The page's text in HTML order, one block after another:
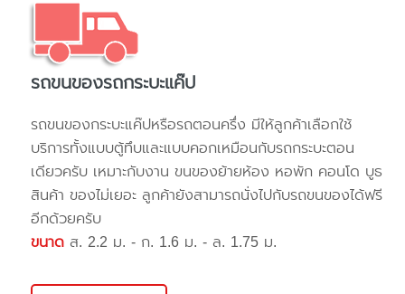
รถขนของรถกระบะแค๊ป
รถขนของกระบะแค๊ปหรือรถตอนครึ่ง มีให้ลูกค้าเลือกใช้
บริการทั้งแบบตู้ทึบและแบบคอกเหมือนกับรถกระบะตอน
เดียวครับ เหมาะกับงาน ขนของย้ายห้อง หอพัก คอนโด บูธ
สินค้า ของไม่เยอะ ลูกค้ายังสามารถนั่งไปกับรถขนของได้ฟรี
อีกด้วยครับ
ขนาด ส. 2.2 ม. - ก. 1.6 ม. - ล. 1.75 ม.